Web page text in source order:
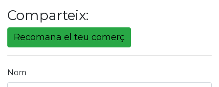
Comparteix:
Recomana el teu comerç
Nom